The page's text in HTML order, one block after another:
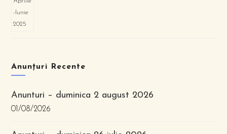
Anunțuri Recente
Anunturi – duminica 2 august 2026
01/08/2026